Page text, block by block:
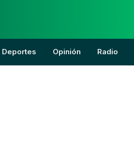
Deportes Opinión Radio